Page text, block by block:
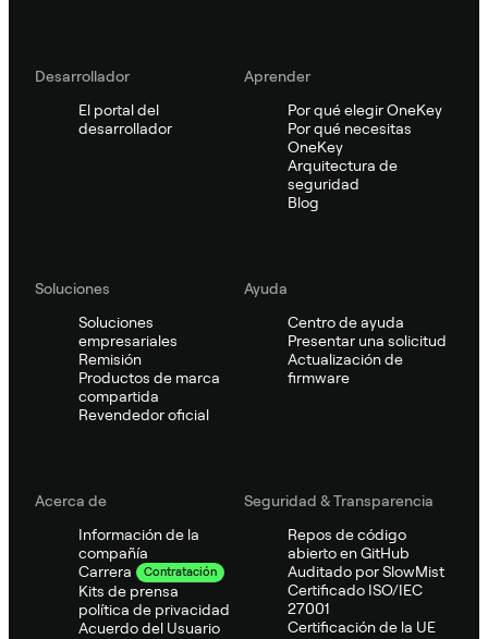
Desarrollador
El portal del
desarrollador
Aprender
Por qué elegir OneKey
Por qué necesitas
OneKey
Arquitectura de
seguridad
Blog
Soluciones
Soluciones
empresariales
Remisión
Productos de marca
compartida
Revendedor oficial
Ayuda
Centro de ayuda
Presentar una solicitud
Actualización de
firmware
Acerca de
Información de la
compañía
Carrera
Contratación
Kits de prensa
política de privacidad
Acuerdo del Usuario
Seguridad & Transparencia
Repos de código
abierto en GitHub
Auditado por SlowMist
Certificado ISO/IEC
27001
Certificación de la UE